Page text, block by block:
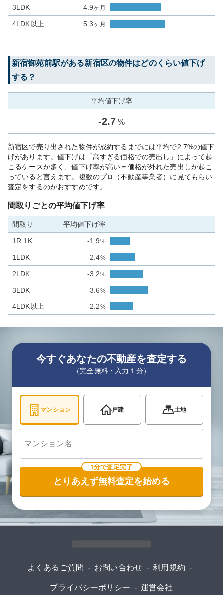
3LDK 4.9ヶ月
4LDK以上 5.3ヶ月
新宿御苑前駅がある新宿区の物件はどのくらい値下げ
する？
平均値下げ率
-2.7 %
新宿区で売り出された物件が成約するまでには平均で2.7%の値下
げがあります。値下げは「高すぎる価格での売出し」によって起
こるケースが多く、値下げ率が高い＝価格が外れた売出しが起こ
っていると言えます。複数のプロ（不動産事業者）に見てもらい
査定をするのがおすすめです。
間取りごとの平均値下げ率
間取り 平均値下げ率
1R 1K -1.9%
1LDK -2.4%
2LDK -3.2%
3LDK -3.6%
4LDK以上 -2.2%
今すぐあなたの不動産を査定する
（完全無料・入力１分）
マンション 戸建 土地
1分で査定完了
とりあえず無料査定を始める
よくあるご質問 - お問い合わせ - 利用規約 -
プライバシーポリシー - 運営会社